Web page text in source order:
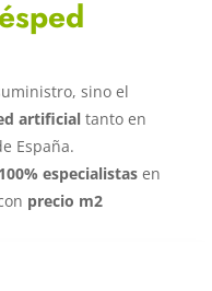
sino el
artificialtanto en
España.
especialistasen
precio m2